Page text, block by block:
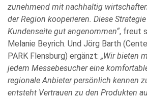
zunehmend mit nachhaltig
der Region kooperieren. Diese
Kundenseite gut angenommen“, freut
Melanie Beyrich. Und Jörg Barth
PARK Flensburg) ergänzt: „Wir bieten
jedem Messebesucher eine
regionale Anbieter persönlich kennen
entsteht Vertrauen zu den Produkten